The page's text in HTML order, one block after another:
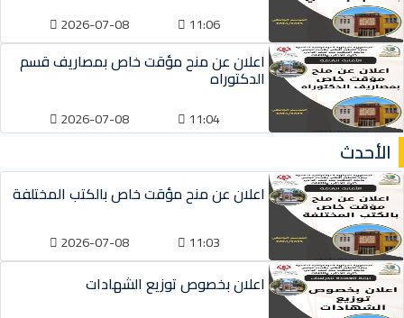
11:06
2026-07-08
اعلان عن منح مؤقت خاص بمصاريف قسم
الدكتوراه
11:04
2026-07-08
الأحدث
اعلان عن منح مؤقت خاص بالكتب المختلفة
11:03
2026-07-08
اعلان بخصوص توزيع الشهادات